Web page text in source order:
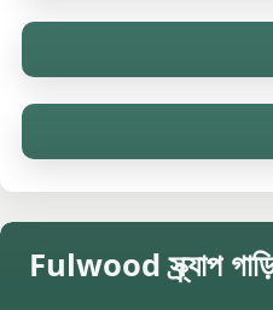
Fulwood স্ক্র্যাপ